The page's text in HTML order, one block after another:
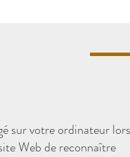
sur votre ordinateur
Web de reconnaître